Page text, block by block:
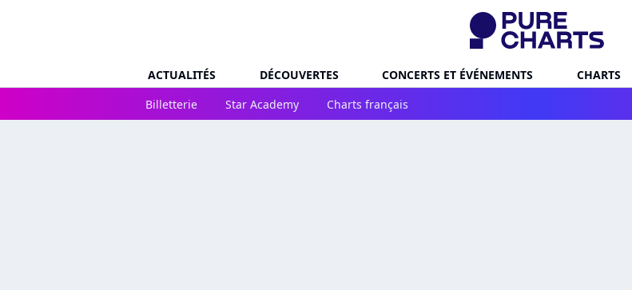
ACTUALITÉS DÉCOUVERTES CONCERTS ET ÉVÉNEMENTS CHARTS
Billetterie
Star Academy Charts français